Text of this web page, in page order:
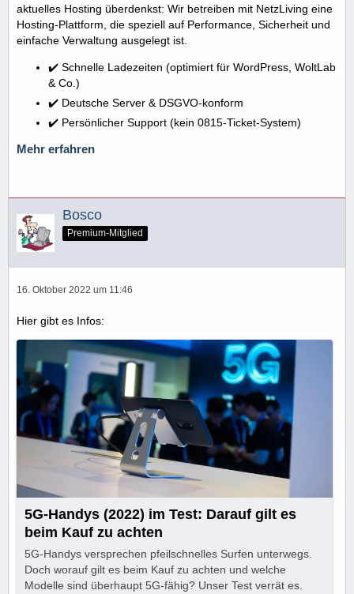
aktuelles Hosting überdenkst: Wir betreiben mit NetzLiving eine
Hosting-Plattform, die speziell auf Performance, Sicherheit und
einfache Verwaltung ausgelegt ist.
✔️ Schnelle Ladezeiten (optimiert für WordPress, WoltLab
& Co.)
✔️ Deutsche Server & DSGVO-konform
✔️ Persönlicher Support (kein 0815-Ticket-System)
Mehr erfahren
Bosco
Premium-Mitglied
16. Oktober 2022 um 11:46
Hier gibt es Infos:
5G-Handys (2022) im Test: Darauf gilt es
beim Kauf zu achten
5G-Handys versprechen pfeilschnelles Surfen unterwegs.
Doch worauf gilt es beim Kauf zu achten und welche
Modelle sind überhaupt 5G-fähig? Unser Test verrät es.